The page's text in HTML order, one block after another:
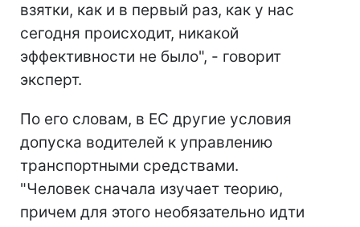
взятки, как и в первый раз, как у нас
сегодня происходит, никакой
эффективности не было", - говорит
эксперт.
По его словам, в ЕС другие условия
допуска водителей к управлению
транспортными средствами.
"Человек сначала изучает теорию,
причем для этого необязательно идти